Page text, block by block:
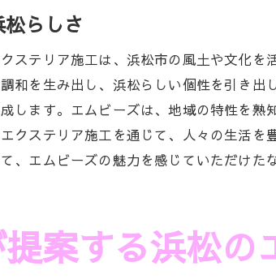
オーダーメイドのデザインプ
多様なニーズに応えるデザイ
環境に配慮した設計思想
エムビーズのデザインが選
顧客満足度の高い施工サービ
コストパフォーマンスを重視
らしさ
ステリア施工は、浜松市の風土や文化
和を生み出し、浜松らしい個性を引き
します。エムビーズは、地域の特性を
クステリア施工を通じて、人々の生活
、エムビーズの魅力を感じていただけた
案する浜松